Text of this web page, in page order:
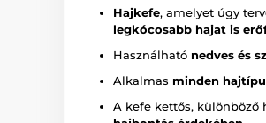
Hajkefe, amelyet úgy
legkócosabb hajat is
Használható nedves és
Alkalmas minden
A kefe kettős, különböző